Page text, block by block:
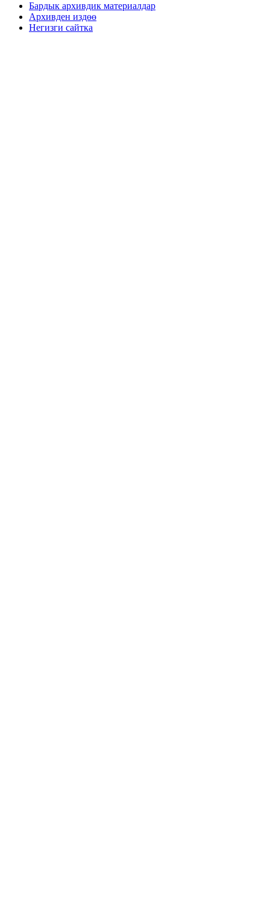
Бардык архивдик материалдар
Архивден издөө
Негизги сайтка